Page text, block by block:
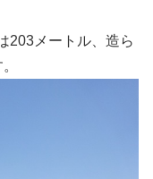
203メートル、造ら